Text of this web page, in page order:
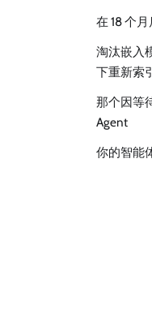
在 18 个
淘汰嵌入
下重新索
那个因等
Agent
你的智能